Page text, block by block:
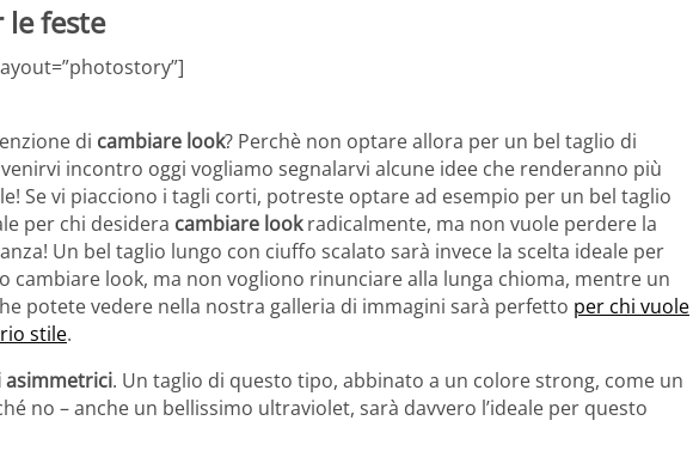
feste
di cambiare look? Perchè non optare allora per un bel taglio di
incontro oggi vogliamo segnalarvi alcune idee che renderanno più
Se vi piacciono i tagli corti, potreste optare ad esempio per un bel taglio
per chi desidera cambiare lookradicalmente, ma non vuole perdere la
Un bel taglio lungo con ciuffo scalato sarà invece la scelta ideale per
cambiare look, ma non vogliono rinunciare alla lunga chioma, mentre un
potete vedere nella nostra galleria di immagini sarà perfetto per chi vuole
stile.
asimmetrici. Un taglio di questo tipo, abbinato a un colore strong, come un
no – anche un bellissimo ultraviolet, sarà davvero l’ideale per questo